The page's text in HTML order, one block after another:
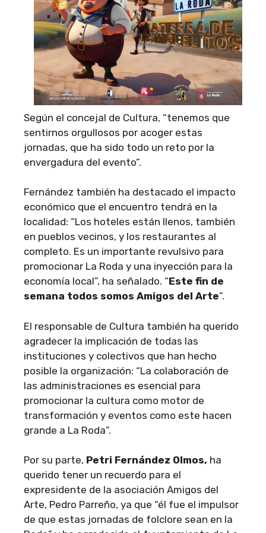
Según el concejal de Cultura, “tenemos que
sentirnos orgullosos por acoger estas
jornadas, que ha sido todo un reto por la
envergadura del evento”.
Fernández también ha destacado el impacto
económico que el encuentro tendrá en la
localidad: “Los hoteles están llenos, también
en pueblos vecinos, y los restaurantes al
completo. Es un importante revulsivo para
promocionar La Roda y una inyección para la
economía local”, ha señalado. “Este fin de
semana todos somos Amigos del Arte”.
El responsable de Cultura también ha querido
agradecer la implicación de todas las
instituciones y colectivos que han hecho
posible la organización: “La colaboración de
las administraciones es esencial para
promocionar la cultura como motor de
transformación y eventos como este hacen
grande a La Roda”.
Por su parte, Petri Fernández Olmos, ha
querido tener un recuerdo para el
expresidente de la asociación Amigos del
Arte, Pedro Parreño, ya que “él fue el impulsor
de que estas jornadas de folclore sean en la